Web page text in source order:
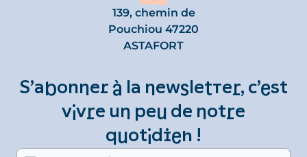
139, chemin de
Pouchiou 47220
ASTAFORT
S’abonner à la newsletter, c’est
vivre un peu de notre
quotidien !